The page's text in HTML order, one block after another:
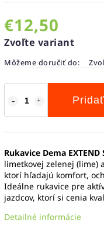
€12,50
Zvoľte variant
Môžeme doručiť do:
Rukavice Dema EXTEND
limetkovej zelenej (lime)
ktorí hľadajú komfort,
Ideálne rukavice pre
jazdcov, ktorí si cenia
Detailné informácie